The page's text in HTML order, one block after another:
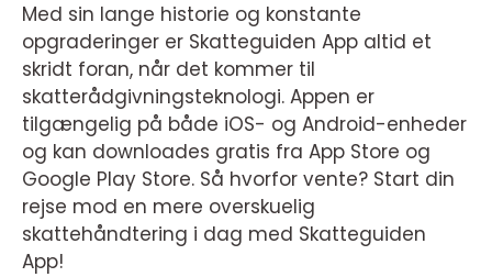
Med sin lange historie og konstante
opgraderinger er Skatteguiden App altid et
skridt foran, når det kommer til
skatterådgivningsteknologi. Appen er
tilgængelig på både iOS- og Android-enheder
og kan downloades gratis fra App Store og
Google Play Store. Så hvorfor vente? Start din
rejse mod en mere overskuelig
skattehåndtering i dag med Skatteguiden
App!